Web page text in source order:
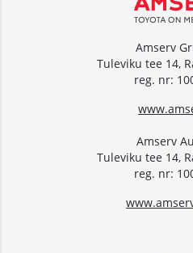
Amserv
Tuleviku tee 14,
reg. nr:
Amserv
Tuleviku tee 14,
reg. nr: